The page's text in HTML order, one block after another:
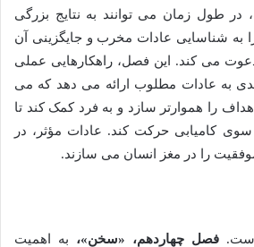
در طول زمان می توانند به نتایج بزرگی
به شناسایی عادات مخرب و جایگزینی آن
دعوت می کند. این فصل، راهکارهایی عملی
به عادات مطلوب ارائه می دهد که می
را هموارتر سازد و به فرد کمک کند تا
سوی کامیابی حرکت کند. عادات مؤثر، در
را در مغز انسان می سازند.
است. فصل چهاردهم، «سخن»، به اهمیت